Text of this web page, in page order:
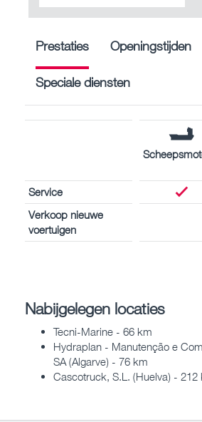
Prestaties Openingstijden
Speciale diensten
Service
Verkoop nieuwe
voertuigen
Nabijgelegen locaties
Tecni-Marine - 66 km
Hydraplan - Manutenção e
SA (Algarve) - 76 km
Cascotruck, S.L. (Huelva) - 212